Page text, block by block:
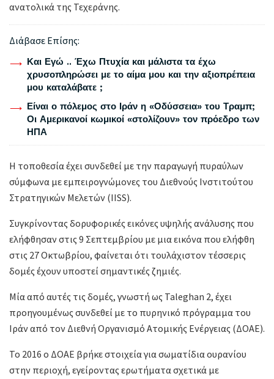
ανατολικά της Τεχεράνης.
Διάβασε Επίσης:
Και Εγώ .. Έχω Πτυχία και μάλιστα τα έχω
χρυσοπληρώσει με το αίμα μου και την αξιοπρέπεια
μου καταλάβατε ;
Είναι ο πόλεμος στο Ιράν η «Οδύσσεια» του Τραμπ;
Οι Αμερικανοί κωμικοί «στολίζουν» τον πρόεδρο των
ΗΠΑ
Η τοποθεσία έχει συνδεθεί με την παραγωγή πυραύλων
σύμφωνα με εμπειρογνώμονες του Διεθνούς Ινστιτούτου
Στρατηγικών Μελετών (IISS).
Συγκρίνοντας δορυφορικές εικόνες υψηλής ανάλυσης που
ελήφθησαν στις 9 Σεπτεμβρίου με μια εικόνα που ελήφθη
στις 27 Οκτωβρίου, φαίνεται ότι τουλάχιστον τέσσερις
δομές έχουν υποστεί σημαντικές ζημιές.
Μία από αυτές τις δομές, γνωστή ως Taleghan 2, έχει
προηγουμένως συνδεθεί με το πυρηνικό πρόγραμμα του
Ιράν από τον Διεθνή Οργανισμό Ατομικής Ενέργειας (ΔΟΑΕ).
Το 2016 ο ΔΟΑΕ βρήκε στοιχεία για σωματίδια ουρανίου
στην περιοχή, εγείροντας ερωτήματα σχετικά με